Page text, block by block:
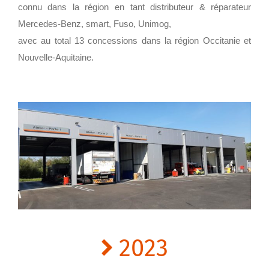
connu dans la région en tant distributeur & réparateur
Mercedes-Benz, smart, Fuso, Unimog,
avec au total 13 concessions dans la région Occitanie et
Nouvelle-Aquitaine.
2023